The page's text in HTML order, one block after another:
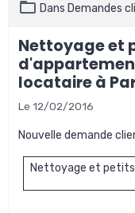
Dans Demandes
Nettoyage et
locataire à
Le 12/02/2016
Nouvelle demande
Nettoyage et